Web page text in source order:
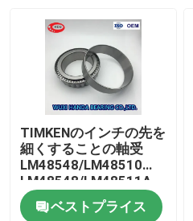
TIMKENのインチの先を
細くすることの軸受
LM48548/LM48510
LM48548/LM48511A
ベストプライス